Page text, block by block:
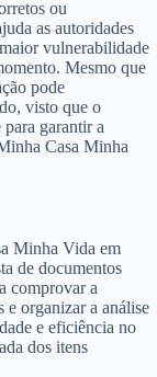
ou
as autoridades
vulnerabilidade
Mesmo que
pode
visto que o
garantir a
Casa Minha
Minha Vida em
de documentos
comprovar a
organizar a análise
e eficiência no
dos itens